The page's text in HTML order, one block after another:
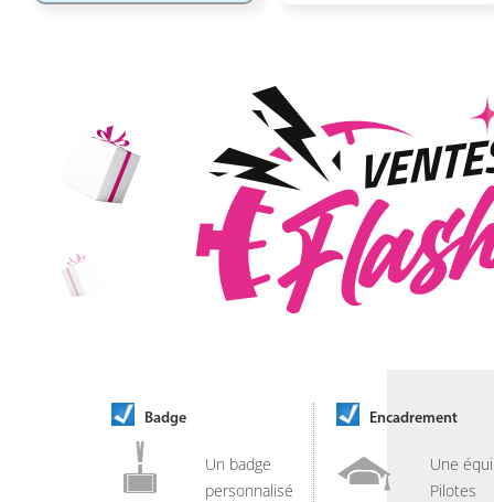
Badge
Un badge
personnalisé
Encadrement
Une
Pilotes